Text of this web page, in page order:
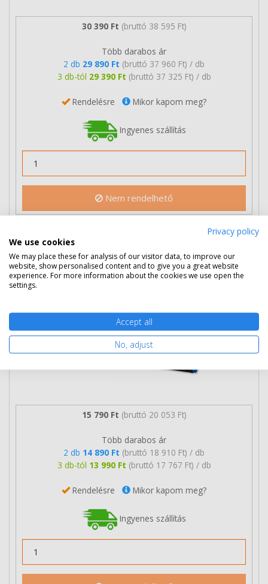
30 390 Ft (bruttó 38 595 Ft)
Több darabos ár
2 db 29 890 Ft (bruttó 37 960 Ft) / db
3 db-tól 29 390 Ft (bruttó 37 325 Ft) / db
Rendelésre Mikor kapom meg?
Ingyenes szállítás
Nem rendelhető
Eredeti OKI 01103402 fekete toner
15 790 Ft (bruttó 20 053 Ft)
Több darabos ár
2 db 14 890 Ft (bruttó 18 910 Ft) / db
3 db-tól 13 990 Ft (bruttó 17 767 Ft) / db
Rendelésre Mikor kapom meg?
Ingyenes szállítás
Privacy policy
We use cookies
We may place these for analysis of our visitor data, to improve our
website, show personalised content and to give you a great website
experience. For more information about the cookies we use open the
settings.
Accept all
No, adjust